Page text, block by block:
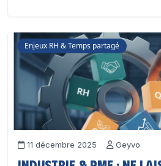
Enjeux RH & Temps partagé
11 décembre 2025 Geyvo